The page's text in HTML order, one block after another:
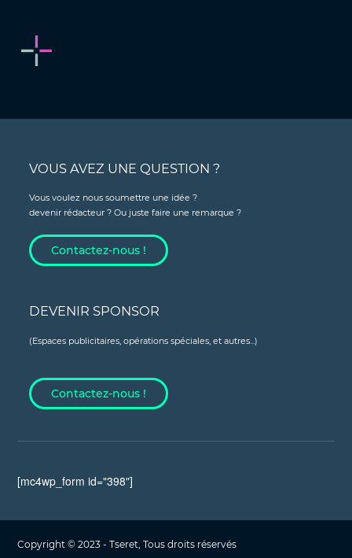
VOUS AVEZ UNE QUESTION ?
Vous voulez nous soumettre une idée ?
devenir rédacteur ? Ou juste faire une remarque ?
Contactez-nous !
DEVENIR SPONSOR
(Espaces publicitaires, opérations spéciales, et autres...)
Contactez-nous !
[mc4wp_form id="398"]
Copyright © 2023 - Tseret, Tous droits réservés